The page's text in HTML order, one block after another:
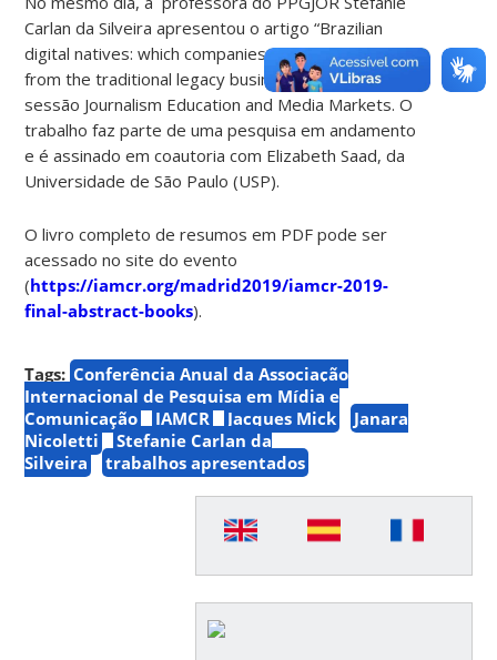
Carlan da Silveira apresentou o artigo “Brazilian
digital natives: which companies are moving away
from the traditional legacy business model?”, na
sessão Journalism Education and Media Markets. O
trabalho faz parte de uma pesquisa em andamento
e é assinado em coautoria com Elizabeth Saad, da
Universidade de São Paulo (USP).
O livro completo de resumos em PDF pode ser
acessado no site do evento
(https://iamcr.org/madrid2019/iamcr-2019-
final-abstract-books).
Tags: Conferência Anual da Associação
Internacional de Pesquisa em Mídia e
Comunicação
IAMCR Jacques Mick
Janara
Nicoletti
Stefanie Carlan da
Silveira
trabalhos apresentados